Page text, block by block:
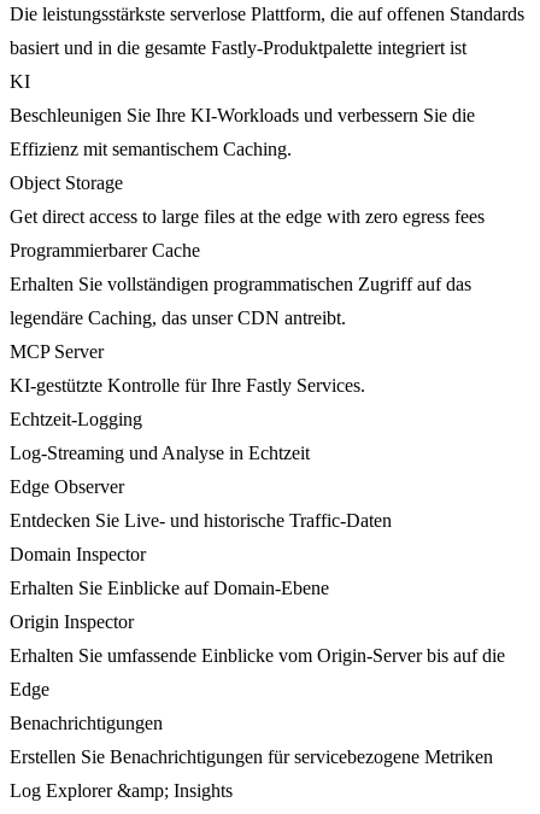
Die leistungsstärkste serverlose Plattform, die auf offenen Standards
basiert und in die gesamte Fastly-Produktpalette integriert ist
KI
Beschleunigen Sie Ihre KI-Workloads und verbessern Sie die
Effizienz mit semantischem Caching.
Object Storage
Get direct access to large files at the edge with zero egress fees
Programmierbarer Cache
Erhalten Sie vollständigen programmatischen Zugriff auf das
legendäre Caching, das unser CDN antreibt.
MCP Server
KI-gestützte Kontrolle für Ihre Fastly Services.
Echtzeit-Logging
Log-Streaming und Analyse in Echtzeit
Edge Observer
Entdecken Sie Live- und historische Traffic-Daten
Domain Inspector
Erhalten Sie Einblicke auf Domain-Ebene
Origin Inspector
Erhalten Sie umfassende Einblicke vom Origin-Server bis auf die
Edge
Benachrichtigungen
Erstellen Sie Benachrichtigungen für servicebezogene Metriken
Log Explorer &amp; Insights